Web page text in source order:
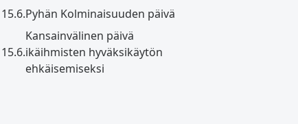
15.6.Pyhän Kolminaisuuden päivä
15.6.
Kansainvälinen päivä
ikäihmisten hyväksikäytön
ehkäisemiseksi